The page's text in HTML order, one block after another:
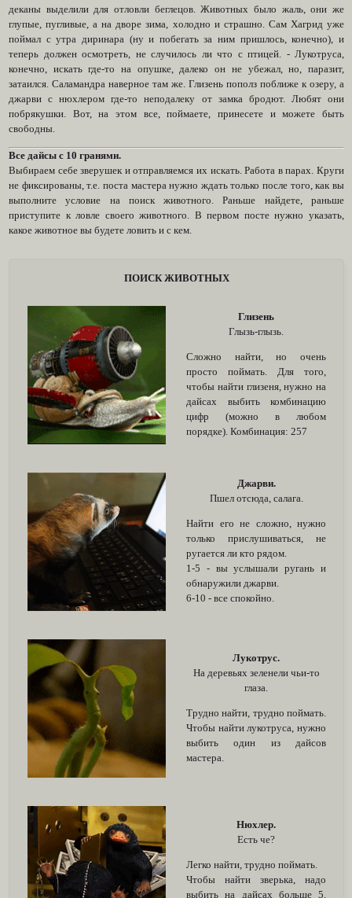
деканы выделили для отловли беглецов. Животных было жаль, они же
глупые, пугливые, а на дворе зима, холодно и страшно. Сам Хагрид уже
поймал с утра диринара (ну и побегать за ним пришлось, конечно), и
теперь должен осмотреть, не случилось ли что с птицей. - Лукотруса,
конечно, искать где-то на опушке, далеко он не убежал, но, паразит,
затаился. Саламандра наверное там же. Глизень пополз поближе к озеру, а
джарви с нюхлером где-то неподалеку от замка бродют. Любят они
побрякушки. Вот, на этом все, поймаете, принесете и можете быть
свободны.
Все дайсы с 10 гранями.
Выбираем себе зверушек и отправляемся их искать. Работа в парах. Круги
не фиксированы, т.е. поста мастера нужно ждать только после того, как вы
выполните условие на поиск животного. Раньше найдете, раньше
приступите к ловле своего животного. В первом посте нужно указать,
какое животное вы будете ловить и с кем.
ПОИСК ЖИВОТНЫХ
Глизень
Глызь-глызь.
Сложно найти, но очень
просто поймать. Для того,
чтобы найти глизеня, нужно на
дайсах выбить комбинацию
цифр (можно в любом
порядке). Комбинация: 257
Джарви.
Пшел отсюда, салага.
Найти его не сложно, нужно
только прислушиваться, не
ругается ли кто рядом.
1-5 - вы услышали ругань и
обнаружили джарви.
6-10 - все спокойно.
Лукотрус.
На деревьях зеленели чьи-то
глаза.
Трудно найти, трудно поймать.
Чтобы найти лукотруса, нужно
выбить один из дайсов
мастера.
Нюхлер.
Есть че?
Легко найти, трудно поймать.
Чтобы найти зверька, надо
выбить на дайсах больше 5.